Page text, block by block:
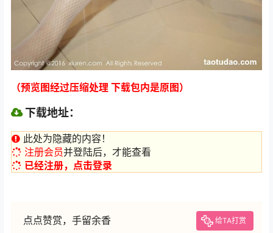
（预览图经过压缩处理 下载包内是原图）
下载地址：
此处为隐藏的内容！
注册会员并登陆后，才能查看
已经注册，点击登录
点点赞赏，手留余香 给TA打赏